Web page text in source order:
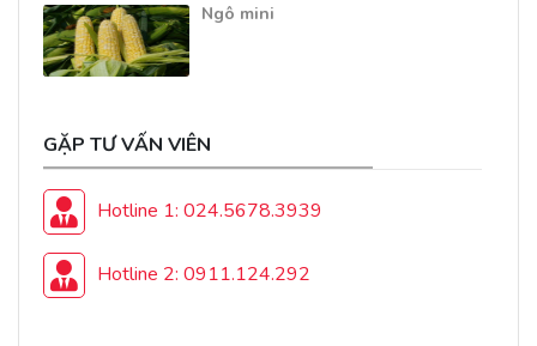
Ngô mini
GẶP TƯ VẤN VIÊN
Hotline 1: 024.5678.3939
Hotline 2: 0911.124.292